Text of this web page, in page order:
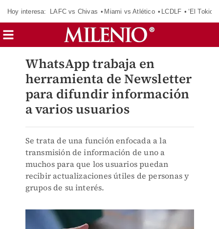
Hoy interesa: LAFC vs Chivas Miami vs Atlético LCDLF ‘El Tokio’
WhatsApp trabaja en
herramienta de Newsletter
para difundir información
a varios usuarios
Se trata de una función enfocada a la
transmisión de información de uno a
muchos para que los usuarios puedan
recibir actualizaciones útiles de personas y
grupos de su interés.